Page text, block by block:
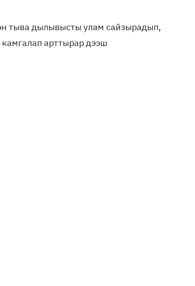
тыва дылывысты улам сайзырадып,
арттырар дээш